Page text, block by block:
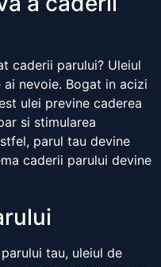
caderii parului? Uleiul
nevoie. Bogat in acizi
ulei previne caderea
si stimularea
parul tau devine
caderii parului devine
tau, uleiul de